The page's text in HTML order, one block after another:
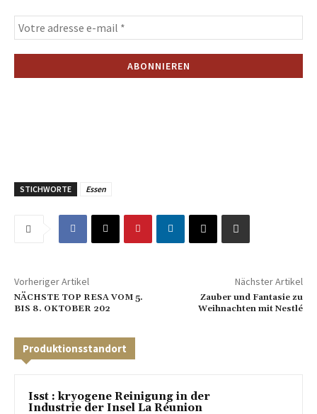
STICHWORTE Essen
Vorheriger Artikel
NÄCHSTE TOP RESA VOM 5.
BIS 8. OKTOBER 202
Nächster Artikel
Zauber und Fantasie zu
Weihnachten mit Nestlé
Produktionsstandort
Isst : kryogene Reinigung in der
Industrie der Insel La Réunion